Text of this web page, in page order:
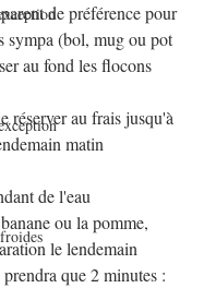
de préférence pour
sympa (bol, mug ou pot
au fond les flocons
réserver au frais jusqu'à
matin
de l'eau
ou la pomme,
le lendemain
que 2 minutes :